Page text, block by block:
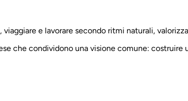
e lavorare secondo ritmi naturali,
che condividono una visione comune: